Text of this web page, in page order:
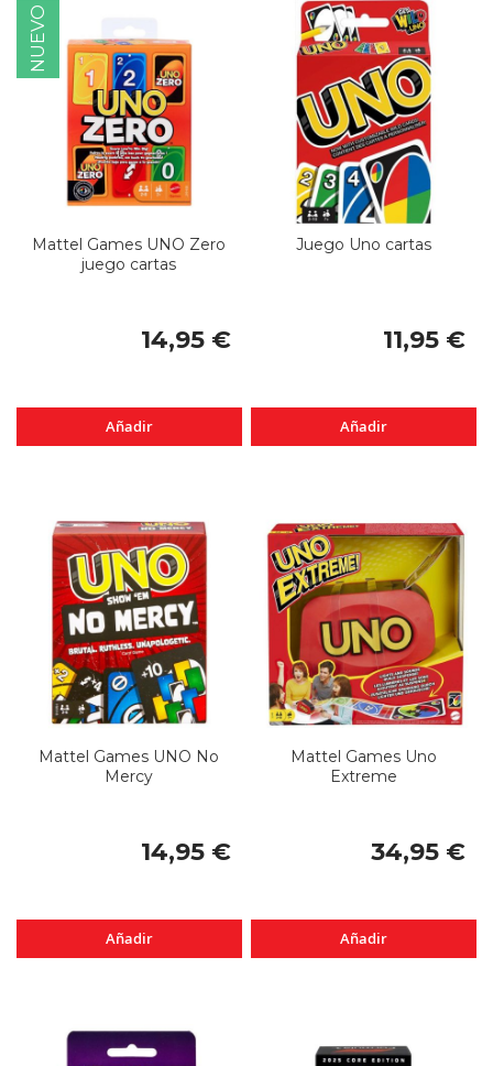
NUEVO
Mattel Games UNO Zero
juego cartas
14,95 €
Añadir
Juego Uno cartas
11,95 €
Añadir
Mattel Games UNO No
Mercy
14,95 €
Añadir
Mattel Games Uno
Extreme
34,95 €
Añadir